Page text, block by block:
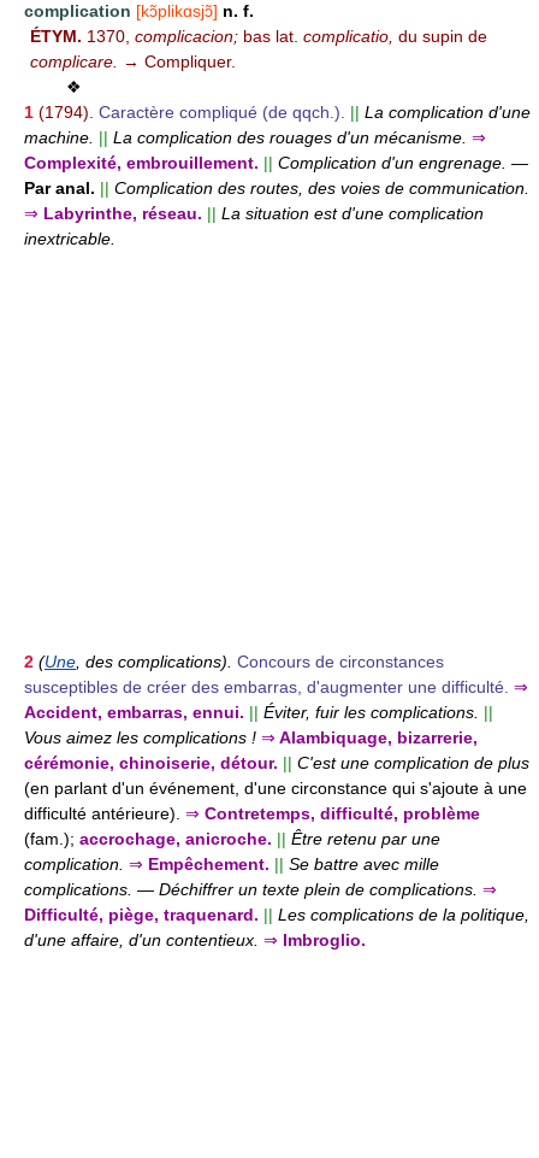
complication [kɔ̃plikɑsjɔ̃] n. f.
ÉTYM. 1370, complicacion; bas lat. complicatio, du supin de
complicare. → Compliquer.
❖
1 (1794). Caractère compliqué (de qqch.). || La complication d'une
machine. || La complication des rouages d'un mécanisme. ⇒
Complexité, embrouillement. || Complication d'un engrenage. —
Par anal. || Complication des routes, des voies de communication.
⇒ Labyrinthe, réseau. || La situation est d'une complication
inextricable.
2 (Une, des complications). Concours de circonstances
susceptibles de créer des embarras, d'augmenter une difficulté. ⇒
Accident, embarras, ennui. || Éviter, fuir les complications. ||
Vous aimez les complications ! ⇒ Alambiquage, bizarrerie,
cérémonie, chinoiserie, détour. || C'est une complication de plus
(en parlant d'un événement, d'une circonstance qui s'ajoute à une
difficulté antérieure). ⇒ Contretemps, difficulté, problème
(fam.); accrochage, anicroche. || Être retenu par une
complication. ⇒ Empêchement. || Se battre avec mille
complications. — Déchiffrer un texte plein de complications. ⇒
Difficulté, piège, traquenard. || Les complications de la politique,
d'une affaire, d'un contentieux. ⇒ Imbroglio.